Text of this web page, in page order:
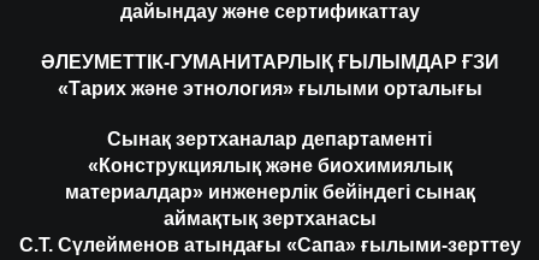
дайындау және сертификаттау
ӘЛЕУМЕТТІК-ГУМАНИТАРЛЫҚ ҒЫЛЫМДАР ҒЗИ
«Тарих және этнология» ғылыми орталығы
Сынақ зертханалар департаменті
«Конструкциялық және биохимиялық
материалдар» инженерлік бейіндегі сынақ
аймақтық зертханасы
С.Т. Сүлейменов атындағы «Сапа» ғылыми-зерттеу